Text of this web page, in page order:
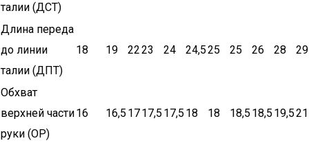
талии (ДСТ)
Длина переда
до линии
талии (ДПТ)
18 19 2223 24 24,525 25 26 28 29
Обхват
верхней части
руки (ОР)
16 16,5 1717,5 17,5 18 18 18,5 18,5 19,521